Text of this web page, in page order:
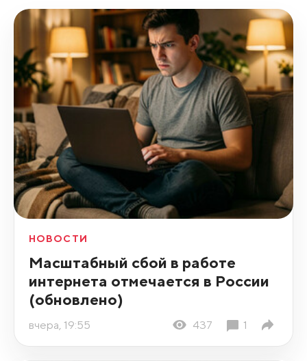
НОВОСТИ
Масштабный сбой в работе
интернета отмечается в России
(обновлено)
вчера, 19:55 437 1